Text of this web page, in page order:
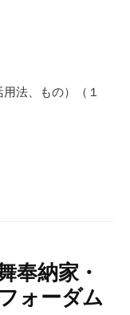
法、もの）（１
奉納家・
ォーダム